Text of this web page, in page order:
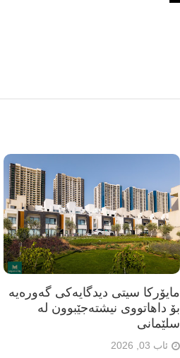
مایۆرکا سیتی دیدگایەکی گەورەیە
بۆ داهاتووی نیشتەجێبوون لە
سلێمانی
ئاب 03, 2026